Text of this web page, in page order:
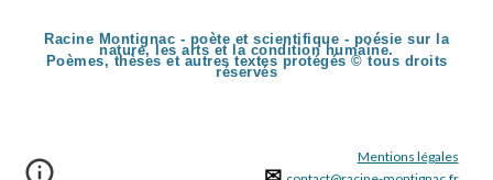
Racine Montignac - poète et scientifique - poésie sur la
nature, les arts et la condition humaine.
Poèmes, thèses et autres textes protégés © tous droits
réservés
Mentions légales